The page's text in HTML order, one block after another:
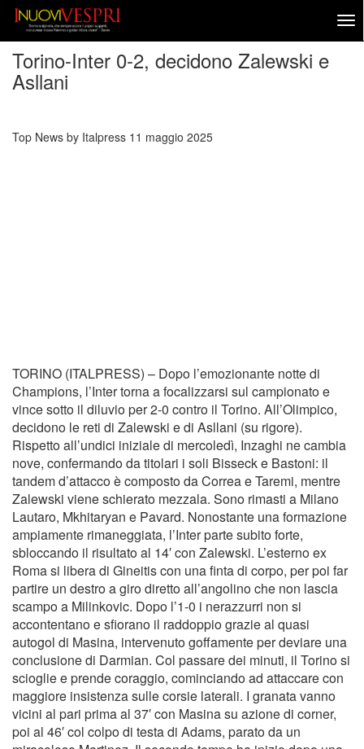
Torino-Inter 0-2, decidono Zalewski e
Asllani
Top News by Italpress 11 maggio 2025
TORINO (ITALPRESS) – Dopo l’emozionante notte di
Champions, l’Inter torna a focalizzarsi sul campionato e
vince sotto il diluvio per 2-0 contro il Torino. All’Olimpico,
decidono le reti di Zalewski e di Asllani (su rigore).
Rispetto all’undici iniziale di mercoledì, Inzaghi ne cambia
nove, confermando da titolari i soli Bisseck e Bastoni: il
tandem d’attacco è composto da Correa e Taremi, mentre
Zalewski viene schierato mezzala. Sono rimasti a Milano
Lautaro, Mkhitaryan e Pavard. Nonostante una formazione
ampiamente rimaneggiata, l’Inter parte subito forte,
sbloccando il risultato al 14′ con Zalewski. L’esterno ex
Roma si libera di Gineitis con una finta di corpo, per poi far
partire un destro a giro diretto all’angolino che non lascia
scampo a Milinkovic. Dopo l’1-0 i nerazzurri non si
accontentano e sfiorano il raddoppio grazie al quasi
autogol di Masina, intervenuto goffamente per deviare una
conclusione di Darmian. Col passare dei minuti, il Torino si
scioglie e prende coraggio, cominciando ad attaccare con
maggiore insistenza sulle corsie laterali. I granata vanno
vicini al pari prima al 37′ con Masina su azione di corner,
poi al 46′ col colpo di testa di Adams, parato da un